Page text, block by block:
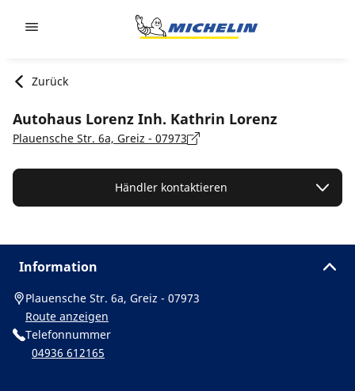
Zurück
Autohaus Lorenz Inh. Kathrin Lorenz
Plauensche Str. 6a, Greiz - 07973
Händler kontaktieren
Information
Plauensche Str. 6a, Greiz - 07973
Route anzeigen
Telefonnummer
04936 612165